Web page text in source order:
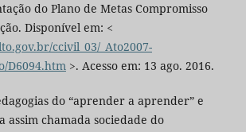
do Plano de Metas Compromisso
Disponível em: <
ccivil_03/_Ato2007-
D6094.htm>. Acesso em: 13 ago. 2016.
do “aprender a aprender” e
assim chamada sociedade do